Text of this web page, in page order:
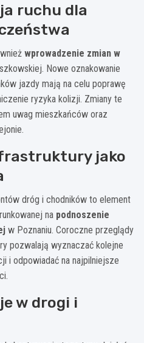
ruchu dla
wprowadzenie zmian w
Nowe oznakowanie
jazdy mają na celu poprawę
ryzyka kolizji. Zmiany te
uwag mieszkańców oraz
jako
dróg i chodników to element
na podnoszenie
w Poznaniu. Coroczne przeglądy
pozwalają wyznaczać kolejne
i odpowiadać na najpilniejsze
w drogi i